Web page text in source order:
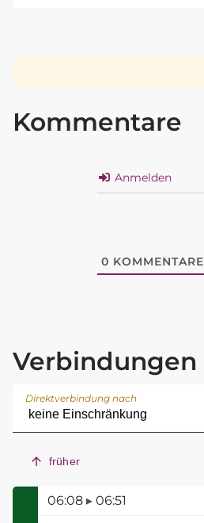
Kommentare
Anmelden
0 KOMMENTARE
Verbindungen
Direktverbindung nach
früher
06:08 ▸ 06:51